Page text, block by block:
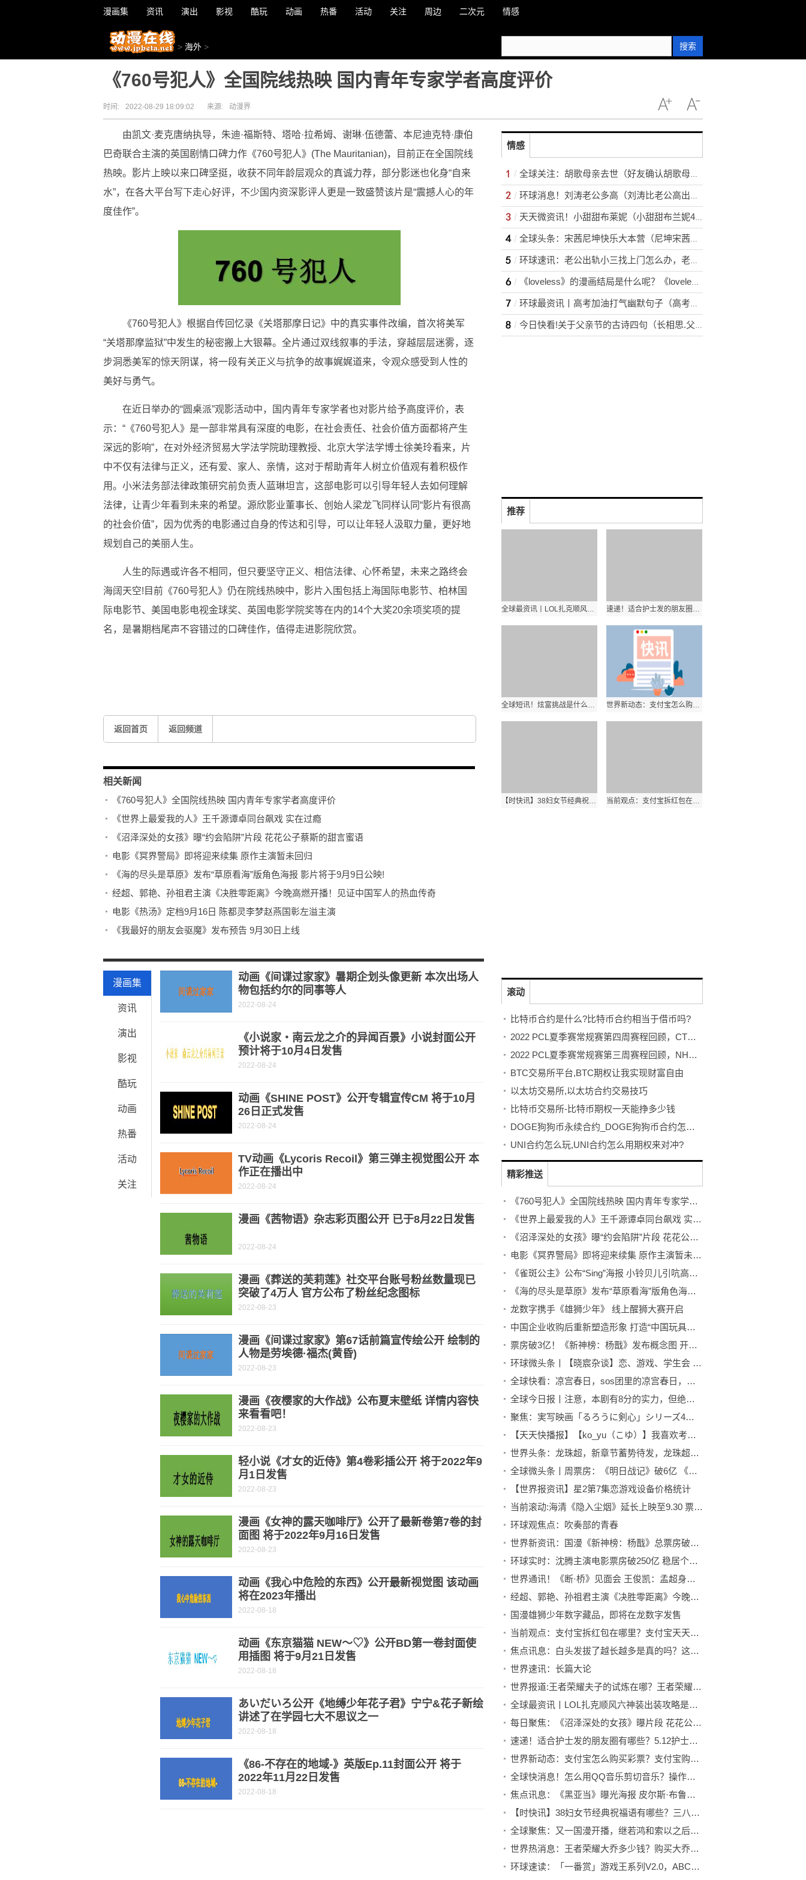
漫画集 资讯 演出 影视 酷玩 动画 热番 活动 关注 周边 二次元 情感
> 海外 > 搜索
《760号犯人》全国院线热映 国内青年专家学者高度评价
时间: 2022-08-29 18:09:02 来源: 动漫界
由凯文·麦克唐纳执导，朱迪·福斯特、塔哈·拉希姆、谢琳·伍德蕾、本尼迪克特·康伯
巴奇联合主演的英国剧情口碑力作《760号犯人》(The Mauritanian)，目前正在全国院线
热映。影片上映以来口碑坚挺，收获不同年龄层观众的真诚力荐，部分影迷也化身“自来
水”，在各大平台写下走心好评，不少国内资深影评人更是一致盛赞该片是“震撼人心的年
度佳作”。
《760号犯人》根据自传回忆录《关塔那摩日记》中的真实事件改编，首次将美军
“关塔那摩监狱”中发生的秘密搬上大银幕。全片通过双线叙事的手法，穿越层层迷雾，逐
步洞悉美军的惊天阴谋，将一段有关正义与抗争的故事娓娓道来，令观众感受到人性的
美好与勇气。
在近日举办的“圆桌派”观影活动中，国内青年专家学者也对影片给予高度评价，表
示：“《760号犯人》是一部非常具有深度的电影，在社会责任、社会价值方面都将产生
深远的影响”，在对外经济贸易大学法学院助理教授、北京大学法学博士徐美玲看来，片
中不仅有法律与正义，还有爱、家人、亲情，这对于帮助青年人树立价值观有着积极作
用。小米法务部法律政策研究前负责人蓝琳坦言，这部电影可以引导年轻人去如何理解
法律，让青少年看到未来的希望。源欣影业董事长、创始人梁龙飞同样认同“影片有很高
的社会价值”，因为优秀的电影通过自身的传达和引导，可以让年轻人汲取力量，更好地
规划自己的美丽人生。
人生的际遇或许各不相同，但只要坚守正义、相信法律、心怀希望，未来之路终会
海阔天空!目前《760号犯人》仍在院线热映中，影片入围包括上海国际电影节、柏林国
际电影节、美国电影电视金球奖、英国电影学院奖等在内的14个大奖20余项奖项的提
名，是暑期档尾声不容错过的口碑佳作，值得走进影院欣赏。
返回首页 返回频道
相关新闻
《760号犯人》全国院线热映 国内青年专家学者高度评价
《世界上最爱我的人》王千源谭卓同台飙戏 实在过瘾
《沼泽深处的女孩》曝“约会陷阱”片段 花花公子蔡斯的甜言蜜语
电影《冥界警局》即将迎来续集 原作主演暂未回归
《海的尽头是草原》发布“草原看海”版角色海报 影片将于9月9日公映!
经超、郭艳、孙祖君主演《决胜零距离》今晚高燃开播！见证中国军人的热血传奇
电影《热汤》定档9月16日 陈都灵李梦赵燕国彰左溢主演
《我最好的朋友会驱魔》发布预告 9月30日上线
漫画集
资讯
演出
影视
酷玩
动画
热番
活动
关注
动画《间谍过家家》暑期企划头像更新 本次出场人
物包括约尔的同事等人
2022-08-24
《小说家・南云龙之介的异闻百景》小说封面公开
预计将于10月4日发售
2022-08-24
动画《SHINE POST》公开专辑宣传CM 将于10月
26日正式发售
2022-08-24
TV动画《Lycoris Recoil》第三弹主视觉图公开 本
作正在播出中
2022-08-24
漫画《茜物语》杂志彩页图公开 已于8月22日发售
2022-08-24
漫画《葬送的芙莉莲》社交平台账号粉丝数量现已
突破了4万人 官方公布了粉丝纪念图标
2022-08-23
漫画《间谍过家家》第67话前篇宣传绘公开 绘制的
人物是劳埃德·福杰(黄昏)
2022-08-23
漫画《夜樱家的大作战》公布夏末壁纸 详情内容快
来看看吧！
2022-08-23
轻小说《才女的近侍》第4卷彩插公开 将于2022年9
月1日发售
2022-08-23
漫画《女神的露天咖啡厅》公开了最新卷第7卷的封
面图 将于2022年9月16日发售
2022-08-23
动画《我心中危险的东西》公开最新视觉图 该动画
将在2023年播出
2022-08-18
动画《东京猫猫 NEW～♡》公开BD第一卷封面使
用插图 将于9月21日发售
2022-08-18
あいだいろ公开《地缚少年花子君》宁宁&花子新绘
讲述了在学园七大不思议之一
2022-08-18
《86-不存在的地域-》英版Ep.11封面公开 将于
2022年11月22日发售
2022-08-18
情感
全球关注：胡歌母亲去世（好友确认胡歌母亲去世消息）
环球消息！刘涛老公多高（刘涛比老公高出半个头）
天天微资讯！小甜甜布莱妮（小甜甜布兰妮40岁生日）
全球头条：宋茜尼坤快乐大本营（尼坤宋茜近十年不同台）
环球速讯：老公出轨小三找上门怎么办，老公出轨婚外情小三找上门
《loveless》的漫画结局是什么呢？《loveless》清明爱立夏吗？
环球最资讯丨高考加油打气幽默句子（高考给自己加油打气的句子）
今日快看!关于父亲节的古诗四句（长相思.父亲节）
推荐
全球最资讯丨LOL扎克顺风六神装出装攻略是什么？S9扎克出装顺序有哪些？ 速递！适合护士发的朋友圈有哪些？5.12护士节图片祝自己节日快乐心情短语有哪些？
全球短讯！炫富挑战是什么梗？“炫富挑战”出处是哪里？ 世界新动态：支付宝怎么购买彩票？支付宝购买彩票的方法是什么？
【时快讯】38妇女节经典祝福语有哪些？三八妇女节温馨祝福语怎么说？ 当前观点：支付宝拆红包在哪里？支付宝天天拆红包活动入口是哪里？
滚动
比特币合约是什么?比特币合约相当于借币吗?
2022 PCL夏季赛常规赛第四周赛程回顾，CTG战队勇冠三军二夺周冠
2022 PCL夏季赛常规赛第三周赛程回顾，NH战队王者归来登顶周冠
BTC交易所平台,BTC期权让我实现财富自由
以太坊交易所,以太坊合约交易技巧
比特币交易所-比特币期权一天能挣多少钱
DOGE狗狗币永续合约_DOGE狗狗币合约怎么玩
UNI合约怎么玩,UNI合约怎么用期权来对冲?
精彩推送
《760号犯人》全国院线热映 国内青年专家学者高度评价
《世界上最爱我的人》王千源谭卓同台飙戏 实在过瘾
《沼泽深处的女孩》曝“约会陷阱”片段 花花公子蔡斯的甜言蜜语
电影《冥界警局》即将迎来续集 原作主演暂未回归
《雀斑公主》公布“Sing”海报 小铃贝儿引吭高歌感动落泪
《海的尽头是草原》发布“草原看海”版角色海报 影片将于9月9日公映!
龙数字携手《雄狮少年》 线上醒狮大赛开启
中国企业收购后重新塑造形象 打造“中国玩具之都”
票房破3亿！《新神榜：杨戬》发布概念图 开启奇幻冒险之旅
环球微头条丨【晓宸杂谈】恋、游戏、学生会 —— LLSP S2E7 简析
全球快看：凉宫春日，sos团里的凉宫春日，我眼里的凉宫春日
全球今日报丨注意，本剧有8分的实力，但绝对没有9.9分的实力！！评1星只是想让本剧回归原本的分值
聚焦：実写映画「るろうに剣心」シリーズ4作品が「金ロー」で放送！
【天天快播报】【ko_yu（こゆ）】我喜欢考虑美好的事情，然后像宝贝似的珍藏在心里
世界头条：龙珠超，新章节蓄势待发，龙珠超永不完结
全球微头条丨周票房：《明日战记》破6亿 《隐入尘烟》逆袭
【世界报资讯】星2第7集恋游戏设备价格统计
当前滚动:海清《隐入尘烟》延长上映至9.30 票房破3000万
环球观焦点：吹奏部的青春
世界新资讯：国漫《新神榜：杨戬》总票房破3亿 淘票票评分9.2
环球实时：沈腾主演电影票房破250亿 稳居个人票房榜第二名
世界通讯！《断·桥》见面会 王俊凯：孟超身上有种侠义精神
经超、郭艳、孙祖君主演《决胜零距离》今晚高燃开播！见证中国军人的热血传奇
国漫雄狮少年数字藏品，即将在龙数字发售
当前观点：支付宝拆红包在哪里？支付宝天天拆红包活动入口是哪里？
焦点讯息：白头发拔了越长越多是真的吗？这种说法科学吗？
世界速讯：长篇大论
世界报道:王者荣耀夫子的试炼在哪？王者荣耀夫子的试炼答案是什么？
全球最资讯丨LOL扎克顺风六神装出装攻略是什么？S9扎克出装顺序有哪些？
每日聚焦：《沼泽深处的女孩》曝片段 花花公子约会沼泽女孩
速递！适合护士发的朋友圈有哪些？5.12护士节图片祝自己节日快乐心情短语有哪些？
世界新动态：支付宝怎么购买彩票？支付宝购买彩票的方法是什么？
全球快消息！怎么用QQ音乐剪切音乐？操作步骤有哪些？
焦点讯息：《黑亚当》曝光海报 皮尔斯·布鲁斯南炫酷登场
【时快讯】38妇女节经典祝福语有哪些？三八妇女节温馨祝福语怎么说？
全球聚焦：又一国漫开播，继若鸿和索以之后没想到又催生出一家短文化公司
世界热消息：王者荣耀大乔多少钱？购买大乔需要多少金币？
环球速读：「一番赏」游戏王系列V2.0，ABC赏预览